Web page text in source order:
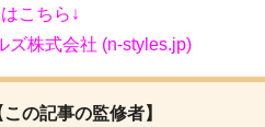
こちら↓
ズ株式会社 (n-styles.jp)
この記事の監修者】